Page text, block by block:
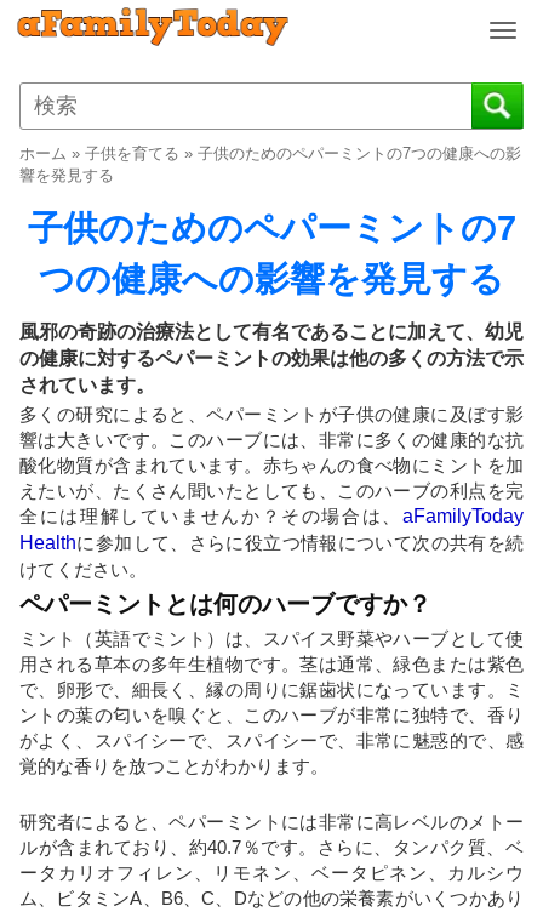
T
g
g
e
a
v
a
t
o
n
ホーム » 子供を育てる » 子供のためのペパーミントの7つの健康への影
響を発見する
子供のためのペパーミントの7
つの健康への影響を発見する
風邪の奇跡の治療法として有名であることに加えて、幼児
の健康に対するペパーミントの効果は他の多くの方法で示
されています。
多くの研究によると、ペパーミントが子供の健康に及ぼす影
響は大きいです。このハーブには、非常に多くの健康的な抗
酸化物質が含まれています。赤ちゃんの食べ物にミントを加
えたいが、たくさん聞いたとしても、このハーブの利点を完
全には理解していませんか？その場合は、 aFamilyToday
Healthに参加して、さらに役立つ情報について次の共有を続
けてください。
ペパーミントとは何のハーブですか？
ミント（英語でミント）は、スパイス野菜やハーブとして使
用される草本の多年生植物です。茎は通常、緑色または紫色
で、卵形で、細長く、縁の周りに鋸歯状になっています。ミ
ントの葉の匂いを嗅ぐと、このハーブが非常に独特で、香り
がよく、スパイシーで、スパイシーで、非常に魅惑的で、感
覚的な香りを放つことがわかります。
研究者によると、ペパーミントには非常に高レベルのメトー
ルが含まれており、約40.7％です。さらに、タンパク質、ベ
ータカリオフィレン、リモネン、ベータピネン、カルシウ
ム、ビタミンA、B6、C、Dなどの他の栄養素がいくつかあり